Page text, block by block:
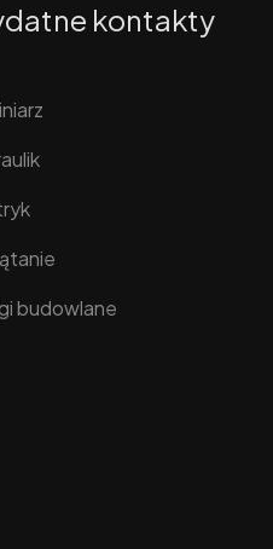
kontakty
budowlane